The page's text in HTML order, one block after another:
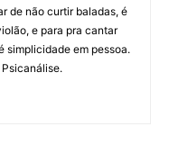
de não curtir baladas, é
e para pra cantar
simplicidade em pessoa.